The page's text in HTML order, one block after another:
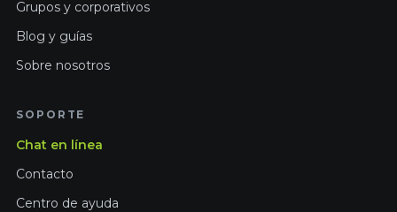
Grupos y corporativos
Blog y guías
Sobre nosotros
SOPORTE
Chat en línea
Contacto
Centro de ayuda